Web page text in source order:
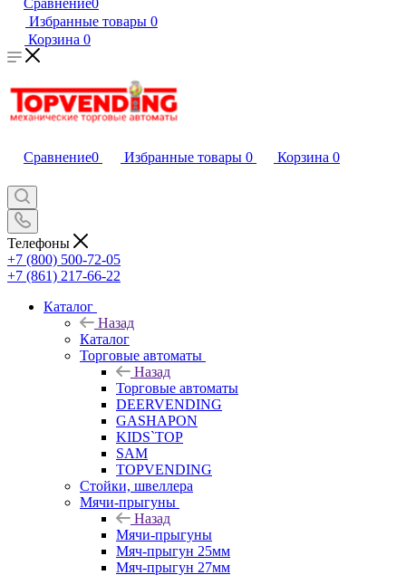
Сравнение0
Избранные товары 0
Корзина 0
Сравнение0 Избранные товары 0 Корзина 0
Телефоны
+7 (800) 500-72-05
+7 (861) 217-66-22
Каталог
Назад
Каталог
Торговые автоматы
Назад
Торговые автоматы
DEERVENDING
GASHAPON
KIDS`TOP
SAM
TOPVENDING
Стойки, швеллера
Мячи-прыгуны
Назад
Мячи-прыгуны
Мяч-прыгун 25мм
Мяч-прыгун 27мм